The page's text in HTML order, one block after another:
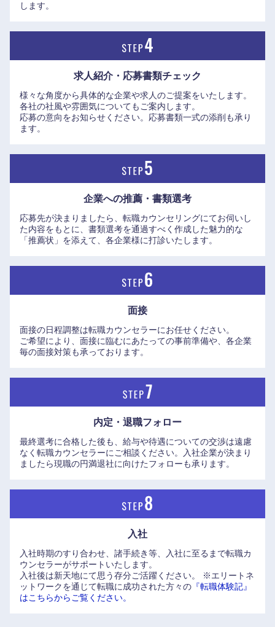
します。
求人紹介・応募書類チェック
様々な角度から具体的な企業や求人のご提案をいたします。
各社の社風や雰囲気についてもご案内します。
応募の意向をお知らせください。応募書類一式の添削も承り
ます。
企業への推薦・書類選考
応募先が決まりましたら、転職カウンセリングにてお伺いし
た内容をもとに、書類選考を通過すべく作成した魅力的な
「推薦状」を添えて、各企業様に打診いたします。
面接
面接の日程調整は転職カウンセラーにお任せください。
ご希望により、面接に臨むにあたっての事前準備や、各企業
毎の面接対策も承っております。
内定・退職フォロー
最終選考に合格した後も、給与や待遇についての交渉は遠慮
なく転職カウンセラーにご相談ください。入社企業が決まり
ましたら現職の円満退社に向けたフォローも承ります。
入社
入社時期のすり合わせ、諸手続き等、入社に至るまで転職カ
ウンセラーがサポートいたします。
入社後は新天地にて思う存分ご活躍ください。
※エリートネ
ットワークを通じて転職に成功された方々の 『転職体験記』
はこちらからご覧ください。
九州・沖縄
長崎県 熊本県